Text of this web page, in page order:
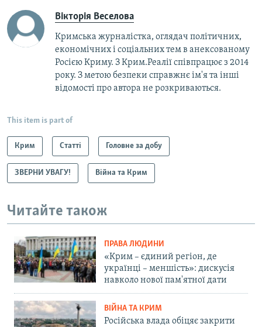
Вікторія Веселова
Кримська журналістка, оглядач політичних,
економічних і соціальних тем в анексованому
Росією Криму. З Крим.Реалії співпрацює з 2014
року. З метою безпеки справжнє ім'я та інші
відомості про автора не розкриваються.
This item is part of
Крим Статті Головне за добу
ЗВЕРНИ УВАГУ! Війна та Крим
Читайте також
ПРАВА ЛЮДИНИ
«Крим – єдиний регіон, де
українці – меншість»: дискусія
навколо нової пам'ятної дати
ВІЙНА ТА КРИМ
Російська влада обіцяє закрити